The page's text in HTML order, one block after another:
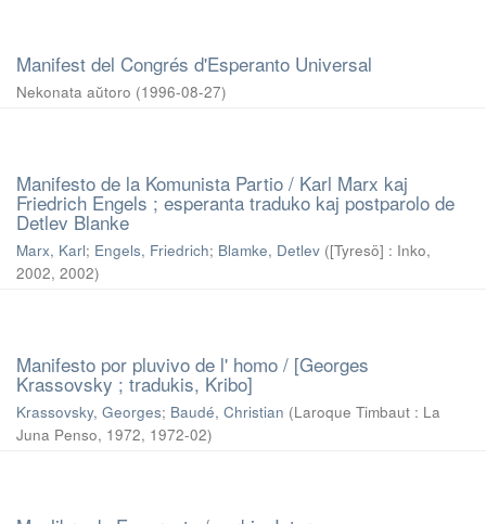
Manifest del Congrés d'Esperanto Universal
Nekonata aŭtoro (1996-08-27)
Manifesto de la Komunista Partio / Karl Marx kaj
Friedrich Engels ; esperanta traduko kaj postparolo de
Detlev Blanke
Marx, Karl; Engels, Friedrich; Blamke, Detlev ([Tyresö] : Inko,
2002, 2002)
Manifesto por pluvivo de l' homo / [Georges
Krassovsky ; tradukis, Kribo]
Krassovsky, Georges; (Laroque Timbaut : La
Juna Penso, 1972, 1972-02)